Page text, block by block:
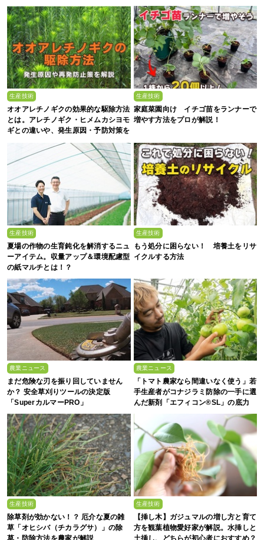
生産技術
オオアレチノギクの効果的な駆除方法
とは。アレチノギク・ヒメムカシヨモ
ギとの違いや、発生原因・予防対策を
生産技術
家庭菜園向け イチゴ苗をランナーで
増やす方法をプロが解説！
生産技術
夏場の作物の生育鈍化を解消するニュ
ーアイテム。収量アップ＆環境配慮型
の紙マルチとは！？
生産技術
もう処分に困らない！ 培養土をリサ
イクルする方法
農業ニュース
まだ危険な刃を振り回していません
か？ 安全草刈りツールの決定版
「SuperカルマーPRO」
農業ニュース
「トマト農家なら間違いなく使う」若
手生産者がコナジラミ防除の一手に選
んだ新剤「エフィコン®SL」の底力
生産技術
除草剤が効かない！？ 厄介な夏の雑
草「オヒシバ（チカラグサ）」の除
草・防除方法を農家が解説
生産技術
【挿し木】ガジュマルの増し方と育て
方を観葉植物愛好家が解説。水挿しと
土挿し、どちらが初心者におすすめ？